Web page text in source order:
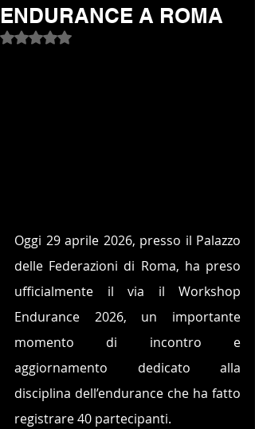
ENDURANCE A ROMA
Valutazione NaN stelle su 5.
Oggi 29 aprile 2026, presso il Palazzo
delle Federazioni di Roma, ha preso
ufficialmente il via il Workshop
Endurance 2026, un importante
momento di incontro e
aggiornamento dedicato alla
disciplina dell’endurance che ha fatto
registrare 40 partecipanti.